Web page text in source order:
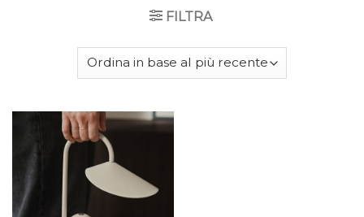
FILTRA